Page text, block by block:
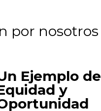
por nosotros
Ejemplo de
y